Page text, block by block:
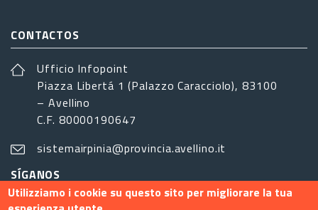
CONTACTOS
Ufficio Infopoint
Piazza Libertá 1 (Palazzo Caracciolo), 83100
– Avellino
C.F. 80000190647
sistemairpinia@provincia.avellino.it
SÍGANOS
Utilizziamo i cookie su questo sito per migliorare la tua